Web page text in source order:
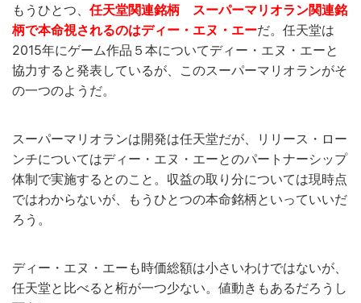
もうひとつ、 任天堂関連銘柄 スーパーマリオラン関連銘
柄で本命視されるのはディー・エヌ・エーだ。任天堂は
2015年にゲーム作品５本についてディー・エヌ・エーと
協力すると発表しているが、このスーパーマリオランがそ
の一つのようだ。
スーパーマリオランは開発は任天堂だが、リリース・ロー
ンチについてはディー・エヌ・エーとのパートナーシップ
体制で実施するとのこと。収益の取り分については現時点
ではわからないが、もうひとつの本命銘柄といっていいだ
ろう。
ディー・エヌ・エーも時価総額は小さいわけではないが、
任天堂と比べると桁が一つ少ない。値動きもあるだろうし